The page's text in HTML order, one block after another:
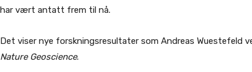
har vært antatt frem til nå.
Det viser nye forskningsresultater som Andreas Wuestefeld
Nature Geoscience.